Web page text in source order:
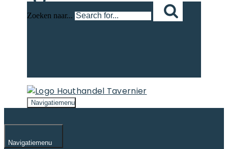
Zoeken naar...
Navigatiemenu
Navigatiemenu